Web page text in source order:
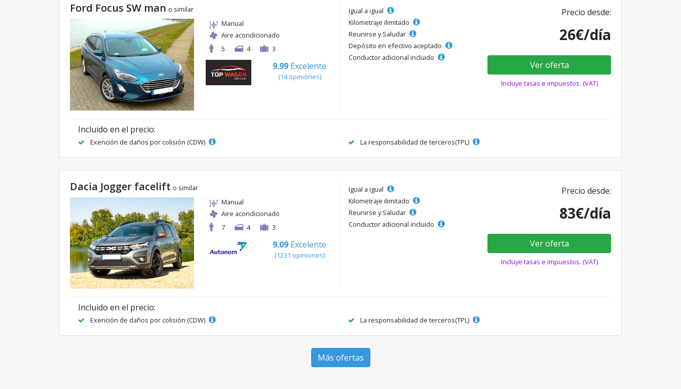
Ford Focus SW man o similar
Manual
Aire acondicionado
5
4 3
9.99 Excelente
(14 opiniones)
Igual a igual
Kilometraje ilimitado
Reunirse y Saludar
Depósito en efectivo aceptado
Conductor adicional incluido
Precio desde:
26€/día
Ver oferta
Incluye tasas e impuestos. (VAT)
Incluido en el precio:
Exención de daños por colisión (CDW) La responsabilidad de terceros(TPL)
Dacia Jogger facelift o similar
Manual
Aire acondicionado
7
4 3
9.09 Excelente
(1231 opiniones)
Igual a igual
Kilometraje ilimitado
Reunirse y Saludar
Conductor adicional incluido
Precio desde:
83€/día
Ver oferta
Incluye tasas e impuestos. (VAT)
Incluido en el precio:
Exención de daños por colisión (CDW) La responsabilidad de terceros(TPL)
Más ofertas